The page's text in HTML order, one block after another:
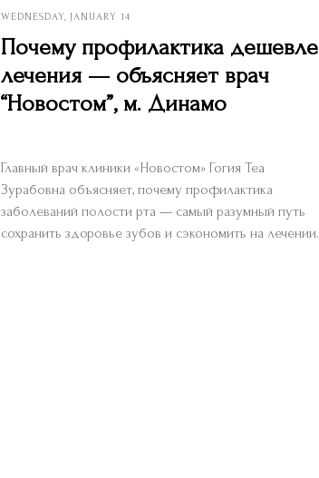
WEDNESDAY, JANUARY 14
Почему профилактика дешевле
лечения — объясняет врач
“Новостом”, м. Динамо
Главный врач клиники «Новостом» Гогия Теа
Зурабовна объясняет, почему профилактика
заболеваний полости рта — самый разумный путь
сохранить здоровье зубов и сэкономить на лечении.